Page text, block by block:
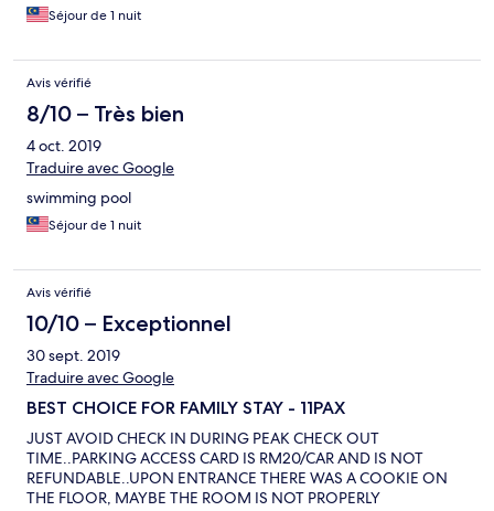
Séjour de 1 nuit
Avis vérifié
8/10 – Très bien
4 oct. 2019
Traduire avec Google
swimming pool
Séjour de 1 nuit
Avis vérifié
10/10 – Exceptionnel
30 sept. 2019
Traduire avec Google
BEST CHOICE FOR FAMILY STAY - 11PAX
JUST AVOID CHECK IN DURING PEAK CHECK OUT
TIME..PARKING ACCESS CARD IS RM20/CAR AND IS NOT
REFUNDABLE..UPON ENTRANCE THERE WAS A COOKIE ON
THE FLOOR, MAYBE THE ROOM IS NOT PROPERLY